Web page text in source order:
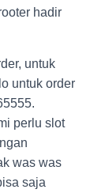
hadir
untuk
untuk order
perlu slot
was was
saja